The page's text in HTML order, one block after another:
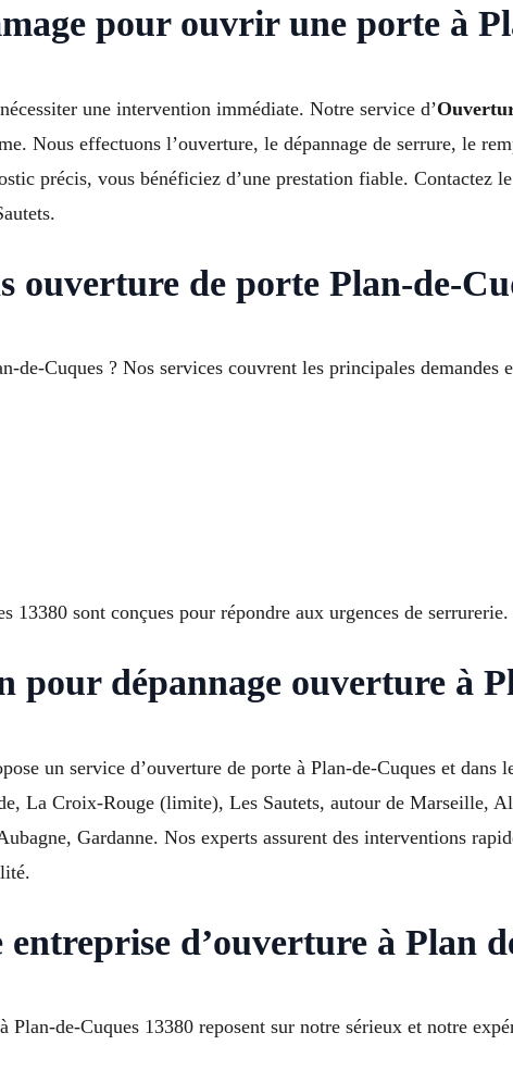
pour ouvrir une porte à
une intervention immédiate. Notre service d’
Nous effectuons l’ouverture, le dépannage de serrure, le
précis, vous bénéficiez d’une prestation fiable. Contactez
ouverture de porte Plan-de-
de-Cuques ? Nos services couvrent les principales demandes
13380 sont conçues pour répondre aux urgences de serrurerie.
pour dépannage ouverture à
un service d’ouverture de porte à Plan-de-Cuques et dans
La Croix-Rouge (limite), Les Sautets, autour de Marseille,
Gardanne. Nos experts assurent des interventions
d’ouverture à Plan
Plan-de-Cuques 13380 reposent sur notre sérieux et notre